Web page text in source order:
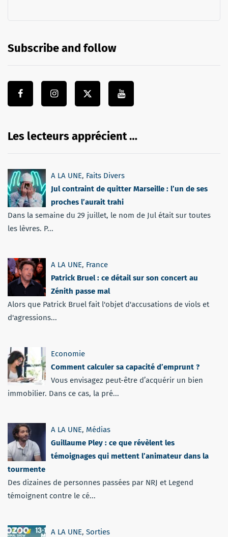
Subscribe and follow
Les lecteurs apprécient …
A LA UNE, Faits Divers
Jul contraint de quitter Marseille : l’un de ses
proches l’aurait trahi
Dans la semaine du 29 juillet, le nom de Jul était sur toutes
les lèvres. P...
A LA UNE, France
Patrick Bruel : ce détail sur son concert au
Zénith passe mal
Alors que Patrick Bruel fait l'objet d'accusations de viols et
d'agressions...
Economie
Comment calculer sa capacité d’emprunt ?
Vous envisagez peut-être d’acquérir un bien
immobilier. Dans ce cas, la pré...
A LA UNE, Médias
Guillaume Pley : ce que révèlent les
témoignages qui mettent l’animateur dans la
tourmente
Des dizaines de personnes passées par NRJ et Legend
témoignent contre le cé...
A LA UNE, Sorties